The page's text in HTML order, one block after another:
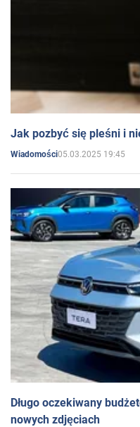
Jak pozbyć się pleśni i
Wiadomości05.03.2025 19:45
Długo oczekiwany
nowych zdjęciach